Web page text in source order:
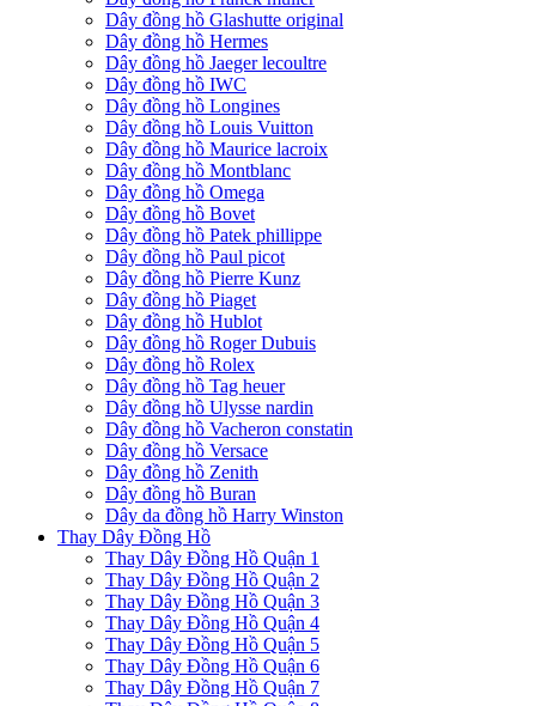
Dây đồng hồ Glashutte original
Dây đồng hồ Hermes
Dây đồng hồ Jaeger lecoultre
Dây đồng hồ IWC
Dây đồng hồ Longines
Dây đồng hồ Louis Vuitton
Dây đồng hồ Maurice lacroix
Dây đồng hồ Montblanc
Dây đồng hồ Omega
Dây đồng hồ Bovet
Dây đồng hồ Patek phillippe
Dây đồng hồ Paul picot
Dây đồng hồ Pierre Kunz
Dây đồng hồ Piaget
Dây đồng hồ Hublot
Dây đồng hồ Roger Dubuis
Dây đồng hồ Rolex
Dây đồng hồ Tag heuer
Dây đồng hồ Ulysse nardin
Dây đồng hồ Vacheron constatin
Dây đồng hồ Versace
Dây đồng hồ Zenith
Dây đồng hồ Buran
Dây da đồng hồ Harry Winston
Thay Dây Đồng Hồ
Thay Dây Đồng Hồ Quận 1
Thay Dây Đồng Hồ Quận 2
Thay Dây Đồng Hồ Quận 3
Thay Dây Đồng Hồ Quận 4
Thay Dây Đồng Hồ Quận 5
Thay Dây Đồng Hồ Quận 6
Thay Dây Đồng Hồ Quận 7